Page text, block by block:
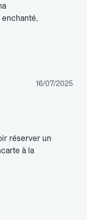
16/07/2025
réserver un
à la